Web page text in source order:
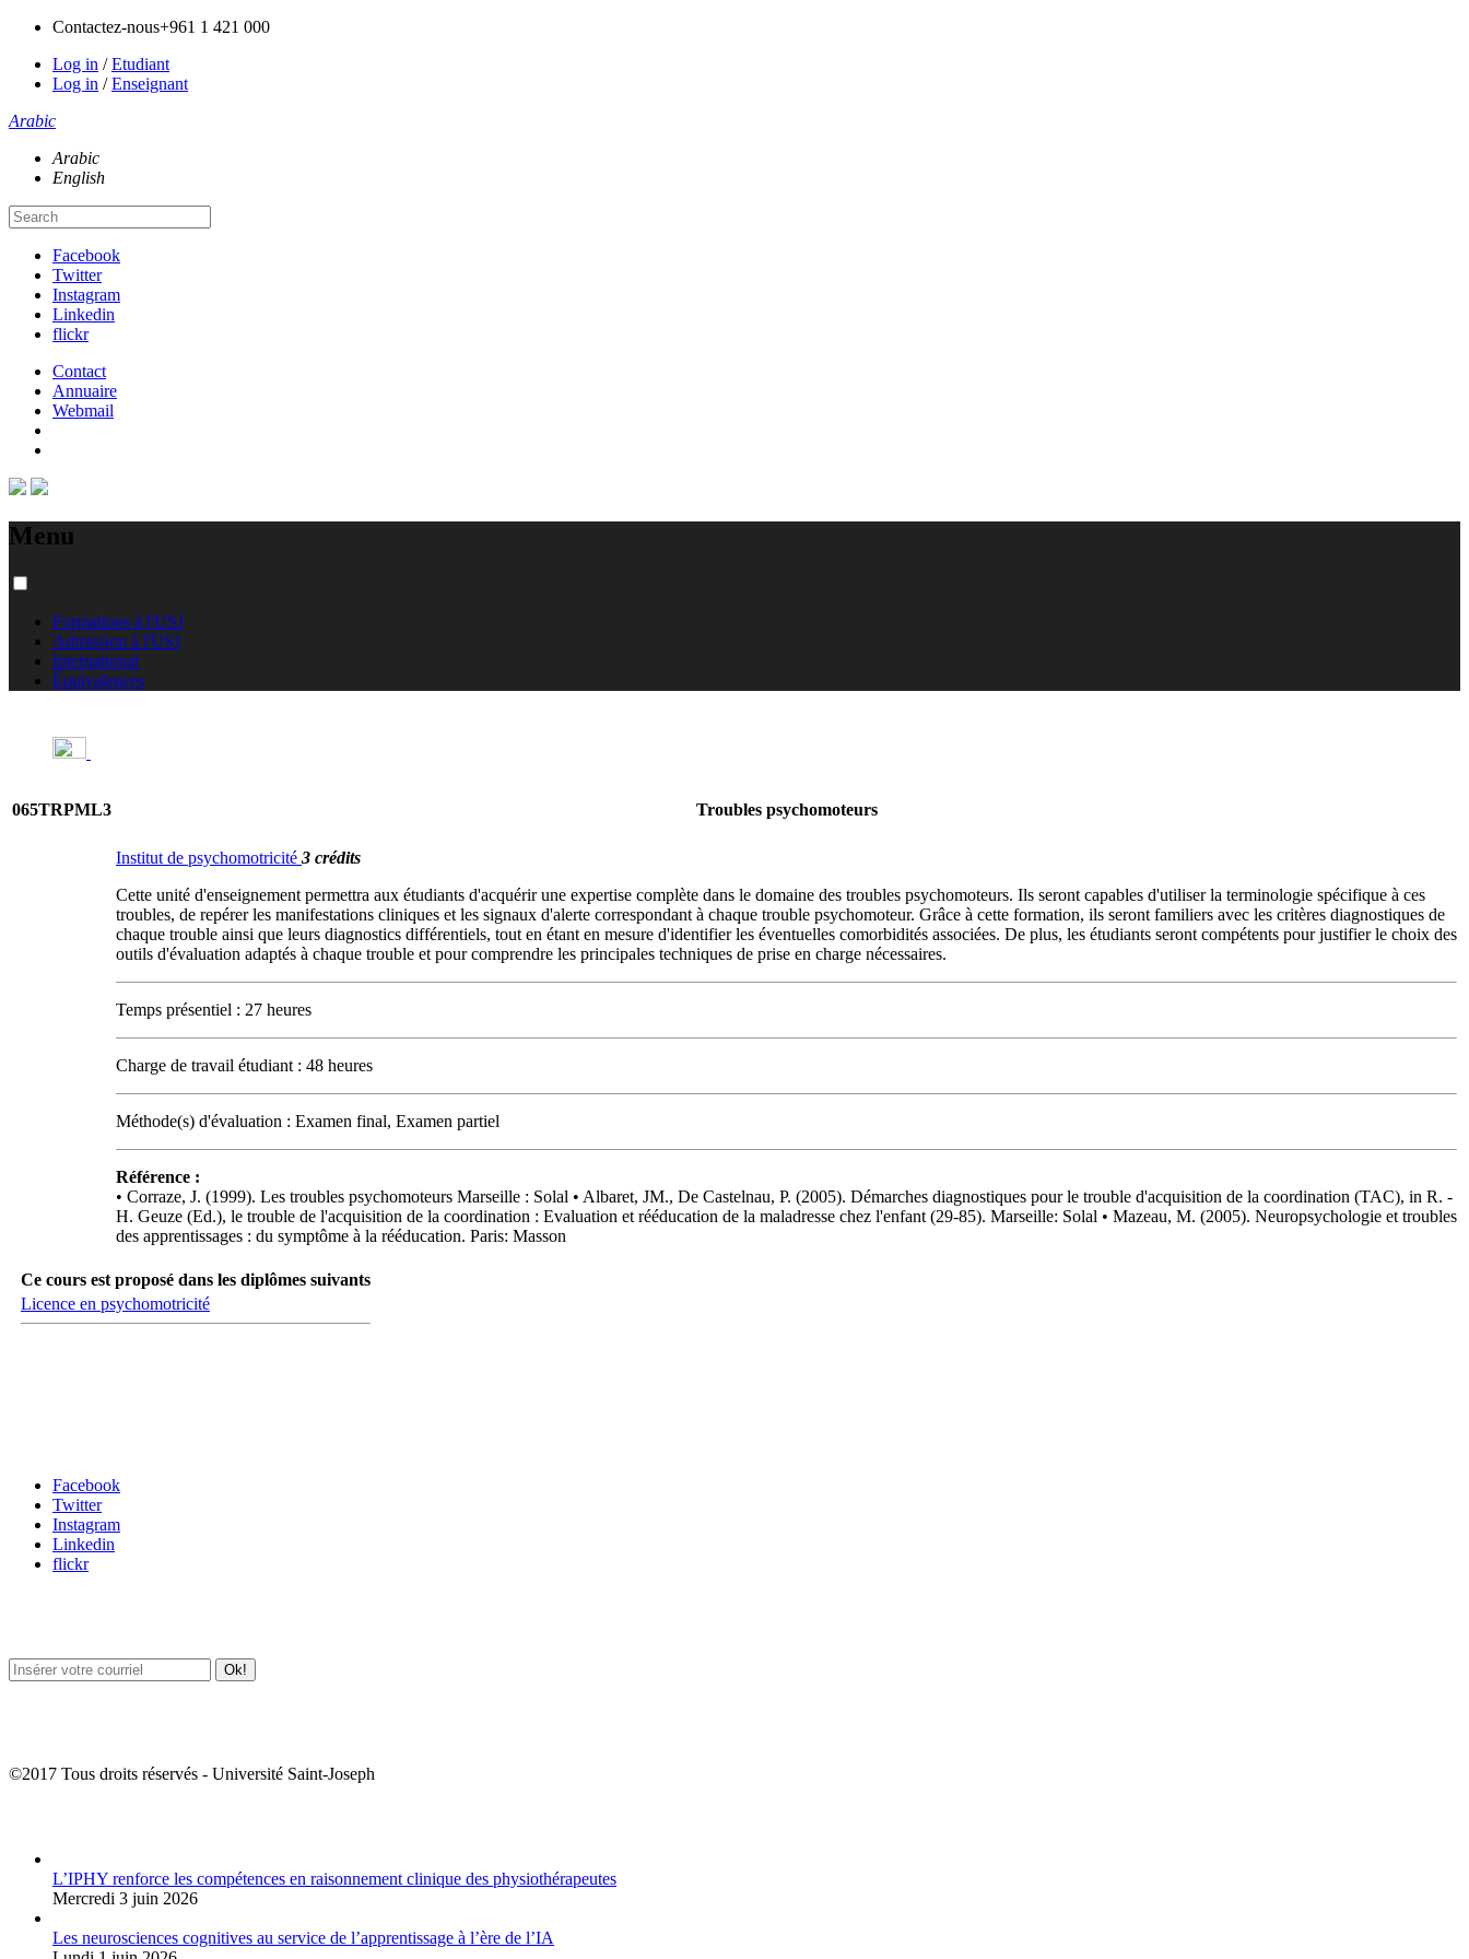
Contactez-nous+961 1 421 000
Log in /Etudiant
Log in /Enseignant
Arabic
Arabic
English
Facebook
Twitter
Instagram
Linkedin
flickr
Contact
Annuaire
Webmail
Menu
Formations à l'USJ
Admission à l'USJ
International
Équivalences
065TRPML3 Troubles psychomoteurs
Institut de psychomotricité 3 crédits
Cette unité d'enseignement permettra aux étudiants d'acquérir une expertise complète dans le domaine des troubles psychomoteurs. Ils seront capables d'utiliser la terminologie spécifique à ces
troubles, de repérer les manifestations cliniques et les signaux d'alerte correspondant à chaque trouble psychomoteur. Grâce à cette formation, ils seront familiers avec les critères diagnostiques de
chaque trouble ainsi que leurs diagnostics différentiels, tout en étant en mesure d'identifier les éventuelles comorbidités associées. De plus, les étudiants seront compétents pour justifier le choix des
outils d'évaluation adaptés à chaque trouble et pour comprendre les principales techniques de prise en charge nécessaires.
Temps présentiel : 27 heures
Charge de travail étudiant : 48 heures
Méthode(s) d'évaluation : Examen final, Examen partiel
Référence :
• Corraze, J. (1999). Les troubles psychomoteurs Marseille : Solal • Albaret, JM., De Castelnau, P. (2005). Démarches diagnostiques pour le trouble d'acquisition de la coordination (TAC), in R. -
H. Geuze (Ed.), le trouble de l'acquisition de la coordination : Evaluation et rééducation de la maladresse chez l'enfant (29-85). Marseille: Solal • Mazeau, M. (2005). Neuropsychologie et troubles
des apprentissages : du symptôme à la rééducation. Paris: Masson
Ce cours est proposé dans les diplômes suivants
Licence en psychomotricité
Facebook
Twitter
Instagram
Linkedin
flickr
©2017 Tous droits réservés - Université Saint-Joseph
L’IPHY renforce les compétences en raisonnement clinique des physiothérapeutes
Mercredi 3 juin 2026
Les neurosciences cognitives au service de l’apprentissage à l’ère de l’IA